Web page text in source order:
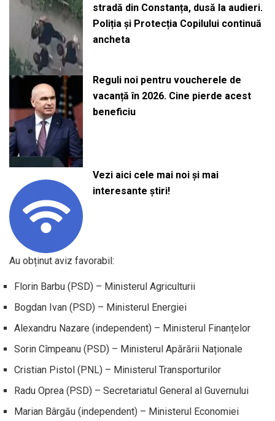
stradă din Constanța, dusă la audieri.
Poliția și Protecția Copilului continuă
ancheta
Reguli noi pentru voucherele de
vacanță în 2026. Cine pierde acest
beneficiu
Vezi aici cele mai noi și mai
interesante știri!
Au obținut aviz favorabil:
Florin Barbu (PSD) – Ministerul Agriculturii
Bogdan Ivan (PSD) – Ministerul Energiei
Alexandru Nazare (independent) – Ministerul Finanțelor
Sorin Cîmpeanu (PSD) – Ministerul Apărării Naționale
Cristian Pistol (PNL) – Ministerul Transporturilor
Radu Oprea (PSD) – Secretariatul General al Guvernului
Marian Bârgău (independent) – Ministerul Economiei